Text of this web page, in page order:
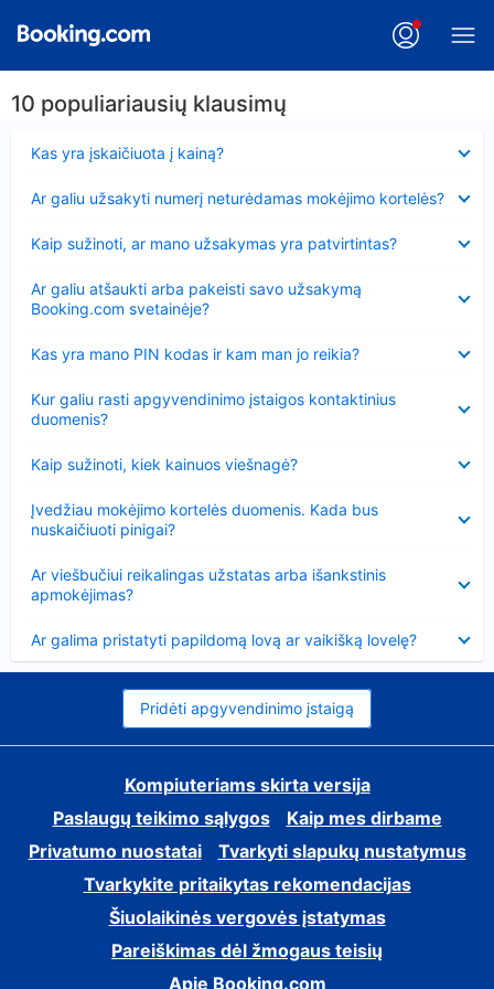
10 populiariausių klausimų
Kas yra įskaičiuota į kainą?
Ar galiu užsakyti numerį neturėdamas mokėjimo kortelės?
Kaip sužinoti, ar mano užsakymas yra patvirtintas?
Ar galiu atšaukti arba pakeisti savo užsakymą
Booking.com svetainėje?
Kas yra mano PIN kodas ir kam man jo reikia?
Kur galiu rasti apgyvendinimo įstaigos kontaktinius
duomenis?
Kaip sužinoti, kiek kainuos viešnagė?
Įvedžiau mokėjimo kortelės duomenis. Kada bus
nuskaičiuoti pinigai?
Ar viešbučiui reikalingas užstatas arba išankstinis
apmokėjimas?
Ar galima pristatyti papildomą lovą ar vaikišką lovelę?
Pridėti apgyvendinimo įstaigą
Kompiuteriams skirta versija
Paslaugų teikimo sąlygos
Kaip mes dirbame
Privatumo nuostatai
Tvarkyti slapukų nustatymus
Tvarkykite pritaikytas rekomendacijas
Šiuolaikinės vergovės įstatymas
Pareiškimas dėl žmogaus teisių
Apie Booking.com